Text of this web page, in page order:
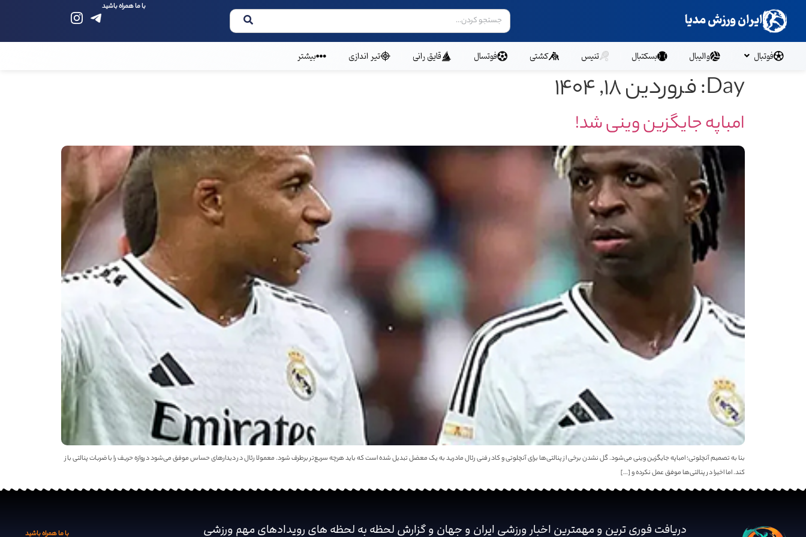
ایران ورزش مدیا
با ما همراه باشید
فوتبال والیبال بسکتبال تنیس کشتی فوتسال قایق رانی تیر اندازی بیشتر
Day: فروردین ۱۸, ۱۴۰۴
امباپه جایگزین وینی شد!
بنا به تصمیم آنچلوتی؛ امباپه جایگزین وینی می‌شود. گل نشدن برخی از پنالتی‌ها برای آنچلوتی و کادر فنی رئال مادرید به یک معضل تبدیل شده‌ است که باید هرچه سریع‌تر برطرف شود. معمولا رئال در دیدارهای حساس موفق می‌شود دروازه حریف را با ضربات پنالتی باز
کند. اما اخیرا در پنالتی‌ها موفق عمل نکرده و […]
دریافت فوری ترین و مهمترین اخبار ورزشی ایران و جهان و گزارش لحظه به لحظه های رویدادهای مهم ‌ورزشی با ما همراه باشید